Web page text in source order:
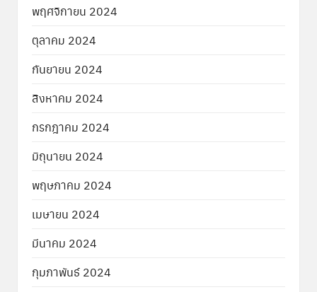
พฤศจิกายน 2024
ตุลาคม 2024
กันยายน 2024
สิงหาคม 2024
กรกฎาคม 2024
มิถุนายน 2024
พฤษภาคม 2024
เมษายน 2024
มีนาคม 2024
กุมภาพันธ์ 2024